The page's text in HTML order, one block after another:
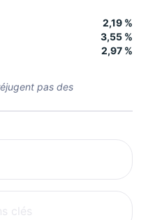
2,19 %
3,55 %
2,97 %
pas des
clés